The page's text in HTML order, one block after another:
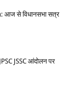
आज से विधानसभा सत्र
JSSC आंदोलन पर